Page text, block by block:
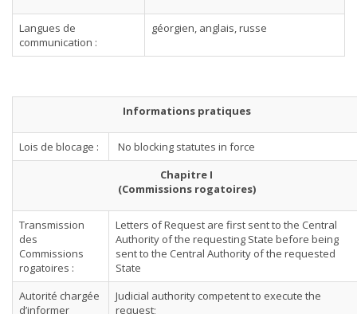
Langues de
communication :
géorgien, anglais, russe
Informations pratiques
Lois de blocage :
No blocking statutes in force
Chapitre I
(Commissions rogatoires)
Transmission
des
Commissions
rogatoires :
Letters of Request are first sent to the Central
Authority of the requesting State before being
sent to the Central Authority of the requested
State
Autorité chargée
d’informer
Judicial authority competent to execute the
request;